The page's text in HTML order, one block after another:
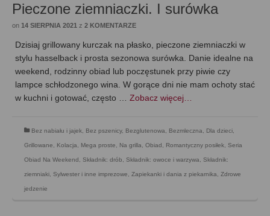
Pieczone ziemniaczki. I surówka
on 14 SIERPNIA 2021 z 2 KOMENTARZE
Dzisiaj grillowany kurczak na płasko, pieczone ziemniaczki w
stylu hasselback i prosta sezonowa surówka. Danie idealne na
weekend, rodzinny obiad lub poczęstunek przy piwie czy
lampce schłodzonego wina. W gorące dni nie mam ochoty stać
w kuchni i gotować, często … Zobacz więcej…
Bez nabiału i jajek, Bez pszenicy, Bezglutenowa, Bezmleczna, Dla dzieci,
Grillowane, Kolacja, Mega proste, Na grilla, Obiad , Romantyczny posiłek, Seria
Obiad Na Weekend , Składnik: drób, Składnik: owoce i warzywa, Składnik:
ziemniaki, Sylwester i inne imprezowe, Zapiekanki i dania z piekarnika, Zdrowe
jedzenie